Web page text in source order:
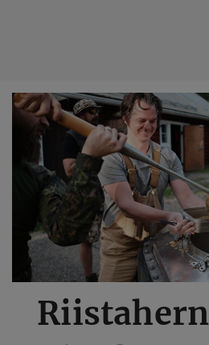
Hyppää
pääsisältöön